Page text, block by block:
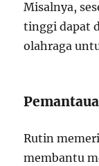
Misalnya,
tinggi dapat
olahraga
Rutin
membantu